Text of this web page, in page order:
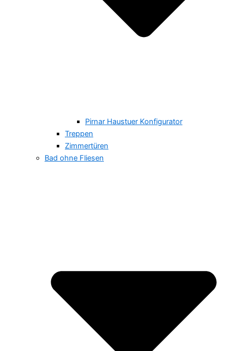
Pirnar Haustuer Konfigurator
Treppen
Zimmertüren
Bad ohne Fliesen